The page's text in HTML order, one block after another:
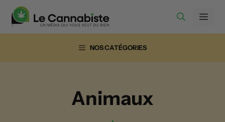
Aller
contenu
NOS CATÉGORIES
Animaux